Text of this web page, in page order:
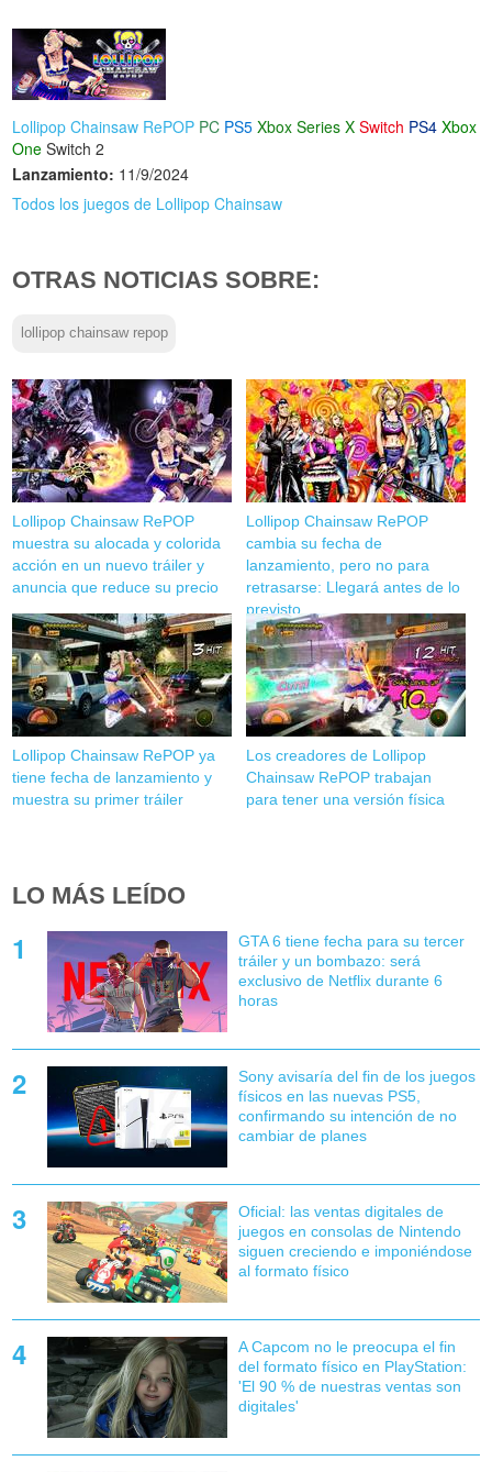
Lollipop Chainsaw RePOP PC PS5 Xbox Series X Switch PS4 Xbox
One Switch 2
Lanzamiento: 11/9/2024
Todos los juegos de Lollipop Chainsaw
OTRAS NOTICIAS SOBRE:
lollipop chainsaw repop
Lollipop Chainsaw RePOP
muestra su alocada y colorida
acción en un nuevo tráiler y
anuncia que reduce su precio
Lollipop Chainsaw RePOP
cambia su fecha de
lanzamiento, pero no para
retrasarse: Llegará antes de lo
previsto
Lollipop Chainsaw RePOP ya
tiene fecha de lanzamiento y
muestra su primer tráiler
Los creadores de Lollipop
Chainsaw RePOP trabajan
para tener una versión física
LO MÁS LEÍDO
GTA 6 tiene fecha para su tercer
tráiler y un bombazo: será
exclusivo de Netflix durante 6
horas
Sony avisaría del fin de los juegos
físicos en las nuevas PS5,
confirmando su intención de no
cambiar de planes
Oficial: las ventas digitales de
juegos en consolas de Nintendo
siguen creciendo e imponiéndose
al formato físico
A Capcom no le preocupa el fin
del formato físico en PlayStation:
'El 90 % de nuestras ventas son
digitales'